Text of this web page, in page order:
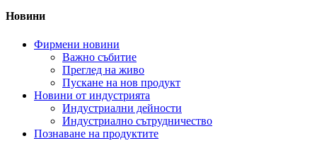
Новини
Фирмени новини
Важно събитие
Преглед на живо
Пускане на нов продукт
Новини от индустрията
Индустриални дейности
Индустриално сътрудничество
Познаване на продуктите